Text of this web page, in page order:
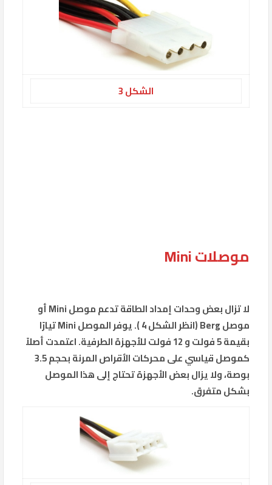
الشكل 3
موصلات Mini
لا تزال بعض وحدات إمداد الطاقة تدعم موصل Mini أو
موصل Berg (انظر الشكل 4 ). يوفر الموصل Mini تيارًا
بقيمة 5 فولت و 12 فولت للأجهزة الطرفية. اعتمدت أصلاً
كموصل قياسي على محركات الأقراص المرنة بحجم 3.5
بوصة، ولا يزال بعض الأجهزة تحتاج إلى هذا الموصل
بشكل متفرق.